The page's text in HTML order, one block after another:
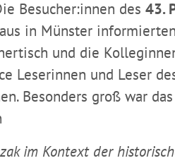
Besucher:innen des 43.
in Münster
und die
Leserinnen und Leser
Besonders groß war
im Kontext der